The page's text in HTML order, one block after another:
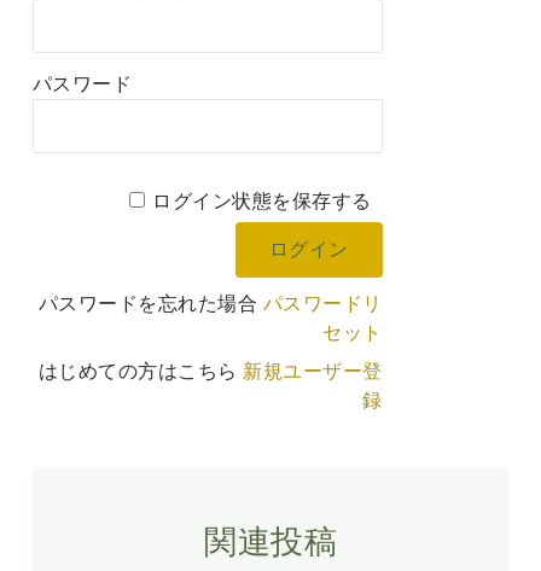
パスワード
ログイン状態を保存する
パスワードを忘れた場合 パスワードリ
セット
はじめての方はこちら 新規ユーザー登
録
関連投稿